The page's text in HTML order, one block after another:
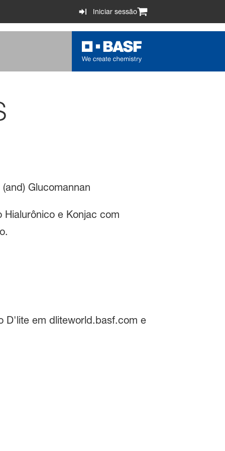
Iniciar sessão
Glucomannan
e Konjac com
D'lite em dliteworld.basf.com e